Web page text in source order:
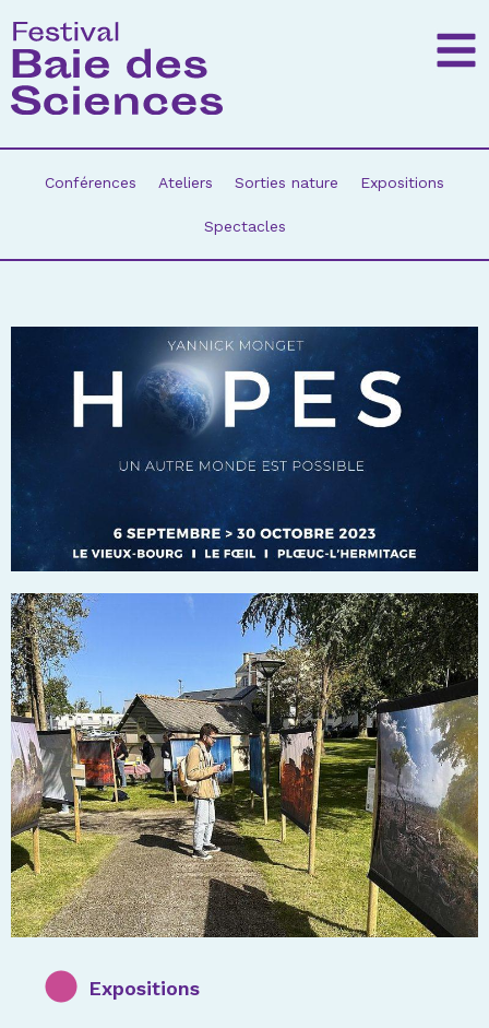
Conférences Ateliers Sorties nature Expositions
Spectacles
Expositions